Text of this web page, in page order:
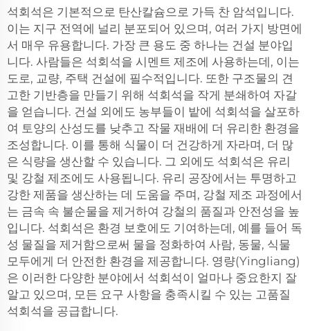
석회석은 기본적으로 탄산칼슘으로 가득 찬 암석입니다.
이는 지구 전역에 널리 분포되어 있으며, 여러 가지 방면에
서 매우 유용합니다. 가장 큰 용도 중 하나는 건설 분야입
니다. 사람들은 석회석을 시멘트 제조에 사용하는데, 이는
도로, 교량, 주택 건설에 필수적입니다. 또한 구조물의 견
고한 기반층을 만들기 위해 석회석을 작게 분쇄하여 자갈
을 얻습니다. 건설 외에도 농부들이 밭에 석회석을 살포하
여 토양의 산성도를 낮추고 작물 재배에 더 유리한 환경을
조성합니다. 이를 통해 식물이 더 건강하게 자라며, 더 많
은 식량을 생산할 수 있습니다. 그 외에도 석회석은 유리
및 강철 제조에도 사용됩니다. 유리 공장에서는 투명하고
강한 제품을 생산하는 데 도움을 주며, 강철 제조 과정에서
는 금속 속 불순물을 제거하여 강철의 품질과 안전성을 높
입니다. 석회석은 환경 보호에도 기여하는데, 예를 들어 독
성 물질을 제거함으로써 물을 정화하여 사람, 동물, 식물
모두에게 더 안전한 환경을 제공합니다. 영량(Yingliang)
은 이러한 다양한 분야에서 석회석이 얼마나 중요한지 잘
알고 있으며, 모든 요구 사항을 충족시킬 수 있는 고품질
석회석을 공급합니다.